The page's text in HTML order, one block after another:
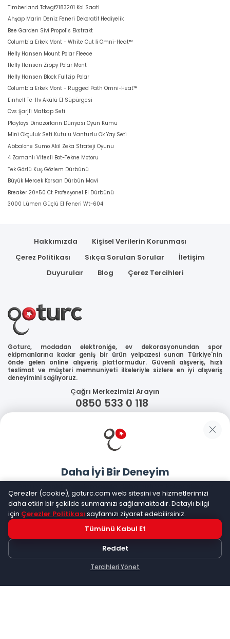
Timberland Tdwgf2183201 Kol Saati
Ahşap Marin Deniz Feneri Dekoratif Hediyelik
Bee Garden Sivi Propolis Ekstrakt
Columbia Erkek Mont - White Out İi Omni-Heat™
Helly Hansen Mount Polar Fleece
Helly Hansen Zippy Polar Mont
Helly Hansen Block Fullzip Polar
Columbia Erkek Mont - Rugged Path Omni-Heat™
Einhell Te-Hv Akülü El Süpürgesi
Cvs Şarjli Matkap Seti
Playtoys Dinazorların Dünyası Oyun Kumu
Mini Okçuluk Seti Kutulu Vantuzlu Ok Yay Seti
Abbalone Sumo Akil Zeka Strateji Oyunu
4 Zamanlı Vitesli Bot-Tekne Motoru
Tek Gözlü Kuş Gözlem Dürbünü
Büyük Mercek Korsan Dürbün Mavi
Breaker 20×50 Ct Profesyonel El Dürbünü
3000 Lümen Güçlü El Feneri Wt-604
Hakkımızda
Kişisel Verilerin Korunması
Çerez Politikası
Sıkça Sorulan Sorular
İletişim
Duyurular
Blog Çerez Tercihleri
Goturc, modadan elektroniğe, ev dekorasyonundan spor
ekipmanlarına kadar geniş bir ürün yelpazesi sunan Türkiye'nin
önde gelen online alışveriş platformudur. Güvenli alışveriş, hızlı
teslimat ve müşteri memnuniyeti ilkeleriyle sizlere en iyi alışveriş
deneyimini sağlıyoruz.
Çağrı Merkezimizi Arayın
0850 533 0 118
Güvenliğiniz
Sosyal Medya
Mobil Uygulamalarımız
Daha İyi Bir Deneyim
Goturc mobil uygulamasıyla daha hızlı ve kolay alışveriş
yapın
Hemen Dene!
Uygulama yüklüyse açılacak, değilseGoogle Play'e
yönlendirileceksiniz
Çerezler (cookie), goturc.com web sitesini ve hizmetlerimizi
daha etkin bir şekilde sunmamızı sağlamaktadır. Detaylı bilgi
için Çerezler Politikası sayfamızı ziyaret edebilirsiniz.
Tümünü Kabul Et
Reddet
Tercihleri Yönet